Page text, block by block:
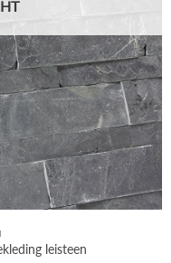
leisteen